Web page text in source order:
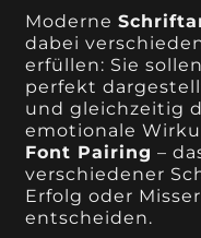
Moderne
dabei
erfüllen: Sie
perfekt
und gleichzeitig
emotionale
Font Pairing –
verschiedener
Erfolg oder
entscheiden.